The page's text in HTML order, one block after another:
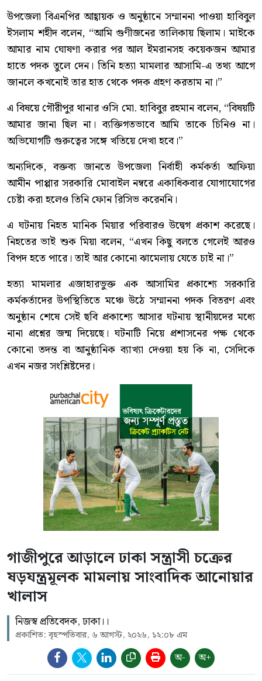
উপজেলা বিএনপির আহ্বায়ক ও অনুষ্ঠানে সম্মাননা পাওয়া হাবিবুল
ইসলাম শহীদ বলেন, “আমি গুণীজনের তালিকায় ছিলাম। মাইকে
আমার নাম ঘোষণা করার পর আল ইমরানসহ কয়েকজন আমার
হাতে পদক তুলে দেন। তিনি হত্যা মামলার আসামি-এ তথ্য আগে
জানলে কখনোই তার হাত থেকে পদক গ্রহণ করতাম না।”
এ বিষয়ে গৌরীপুর থানার ওসি মো. হাবিবুর রহমান বলেন, “বিষয়টি
আমার জানা ছিল না। ব্যক্তিগতভাবে আমি তাকে চিনিও না।
অভিযোগটি গুরুত্বের সঙ্গে খতিয়ে দেখা হবে।”
অন্যদিকে, বক্তব্য জানতে উপজেলা নির্বাহী কর্মকর্তা আফিয়া
আমীন পাপ্পার সরকারি মোবাইল নম্বরে একাধিকবার যোগাযোগের
চেষ্টা করা হলেও তিনি ফোন রিসিভ করেননি।
এ ঘটনায় নিহত মানিক মিয়ার পরিবারও উদ্বেগ প্রকাশ করেছে।
নিহতের ভাই শুক মিয়া বলেন, “এখন কিছু বলতে গেলেই আরও
বিপদ হতে পারে। তাই আর কোনো ঝামেলায় যেতে চাই না।”
হত্যা মামলার এজাহারভুক্ত এক আসামির প্রকাশ্যে সরকারি
কর্মকর্তাদের উপস্থিতিতে মঞ্চে উঠে সম্মাননা পদক বিতরণ এবং
অনুষ্ঠান শেষে সেই ছবি প্রকাশ্যে আসার ঘটনায় স্থানীয়দের মধ্যে
নানা প্রশ্নের জন্ম দিয়েছে। ঘটনাটি নিয়ে প্রশাসনের পক্ষ থেকে
কোনো তদন্ত বা আনুষ্ঠানিক ব্যাখ্যা দেওয়া হয় কি না, সেদিকে
এখন নজর সংশ্লিষ্টদের।
গাজীপুরে আড়ালে ঢাকা সন্ত্রাসী চক্রের
ষড়যন্ত্রমূলক মামলায় সাংবাদিক আনোয়ার
খালাস
নিজস্ব প্রতিবেদক, ঢাকা।।
প্রকাশিত: বৃহস্পতিবার, ৬ আগস্ট, ২০২৬, ১২:০৮ এম
অ- অ+